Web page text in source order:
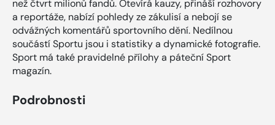
než čtvrt milionů fandů. Otevírá kauzy, přináší rozhovory
a reportáže, nabízí pohledy ze zákulisí a nebojí se
odvážných komentářů sportovního dění. Nedílnou
součástí Sportu jsou i statistiky a dynamické fotografie.
Sport má také pravidelné přílohy a páteční Sport
magazín.
Podrobnosti